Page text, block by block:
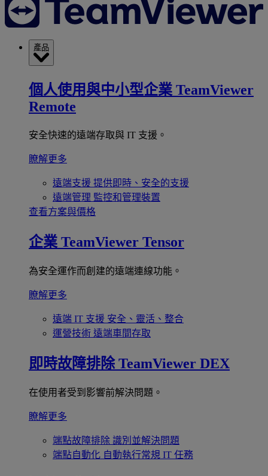
產品
個人使用與中小型企業 TeamViewer
Remote
安全快速的遠端存取與 IT 支援。
瞭解更多
遠端支援 提供即時、安全的支援
遠端管理 監控和管理裝置
查看方案與價格
企業 TeamViewer Tensor
為安全運作而創建的遠端連線功能。
瞭解更多
遠端 IT 支援 安全、靈活、整合
運營技術 遠端車間存取
即時故障排除 TeamViewer DEX
在使用者受到影響前解決問題。
瞭解更多
端點故障排除 識別並解決問題
端點自動化 自動執行常規 IT 任務